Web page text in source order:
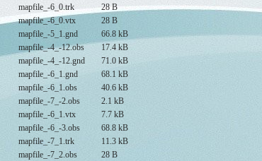
mapfile_-6_0.trk
28 B
mapfile_-6_0.vtx
28 B
mapfile_-5_1.gnd
66.8 kB
mapfile_-4_-12.obs
17.4 kB
mapfile_-4_-12.gnd
71.0 kB
mapfile_-6_1.gnd
68.1 kB
mapfile_-6_1.obs
40.6 kB
mapfile_-7_-2.obs
2.1 kB
mapfile_-6_1.vtx
7.7 kB
mapfile_-6_-3.obs
68.8 kB
mapfile_-7_1.trk
11.3 kB
mapfile_-7_2.obs
28 B